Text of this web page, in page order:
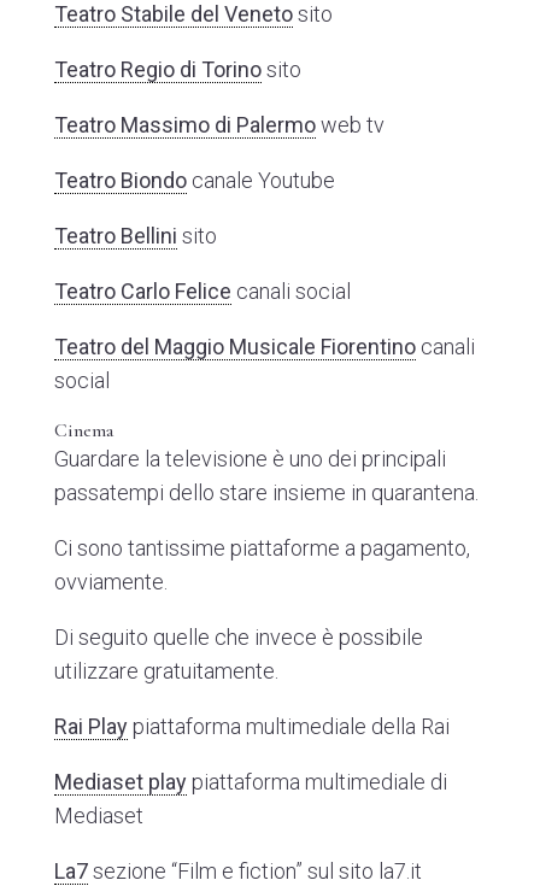
Teatro Stabile del Venetosito
Teatro Regio di Torinosito
Teatro Massimo di Palermoweb tv
Teatro Biondocanale Youtube
Teatro Bellini sito
Teatro Carlo Felice canali social
Teatro del Maggio Musicale Fiorentino canali
social
Cinema
Guardare la televisione è uno dei principali
passatempi dello stare insieme in quarantena.
Ci sono tantissime piattaforme a pagamento,
ovviamente.
Di seguito quelle che invece è possibile
utilizzare gratuitamente.
Rai Play piattaforma multimediale della Rai
Mediaset playpiattaforma multimediale di
Mediaset
La7 sezione “Film e fiction” sul sito la7.it